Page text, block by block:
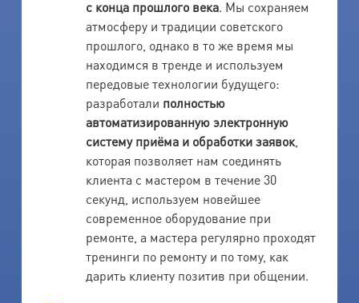
с конца прошлого века. Мы сохраняем
атмосферу и традиции советского
прошлого, однако в то же время мы
находимся в тренде и используем
передовые технологии будущего:
разработали полностью
автоматизированную электронную
систему приёма и обработки заявок,
которая позволяет нам соединять
клиента с мастером в течение 30
секунд, используем новейшее
современное оборудование при
ремонте, а мастера регулярно проходят
тренинги по ремонту и по тому, как
дарить клиенту позитив при общении.